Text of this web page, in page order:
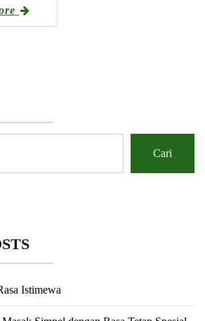
Cari
Istimewa